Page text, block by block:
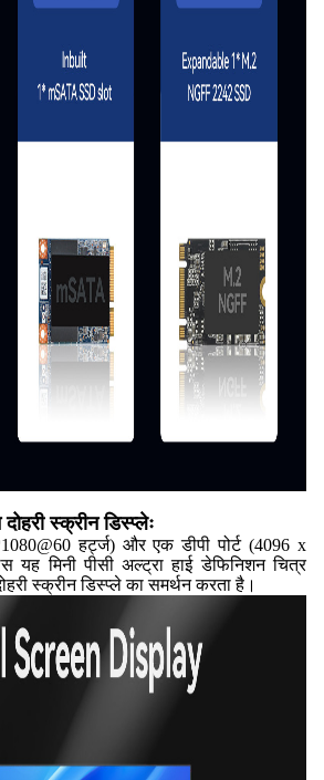
स्क्रीन डिस्प्लेः
हर्ट्ज) और एक डीपी पोर्ट (4096 x
यह मिनी पीसी अल्ट्रा हाई डेफिनिशन चित्र
स्क्रीन डिस्प्ले का समर्थन करता है।